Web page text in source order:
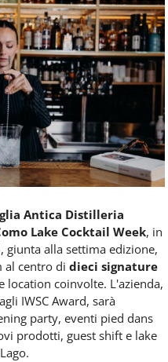
Antica Distilleria
Lake Cocktail Week, in
alla settima edizione,
centro di dieci signature
location coinvolte. L'azienda,
IWSC Award, sarà
party, eventi pied dans
prodotti, guest shift e lake